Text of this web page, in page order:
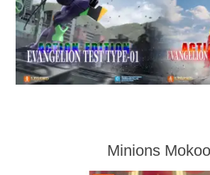
Minions Mokoo